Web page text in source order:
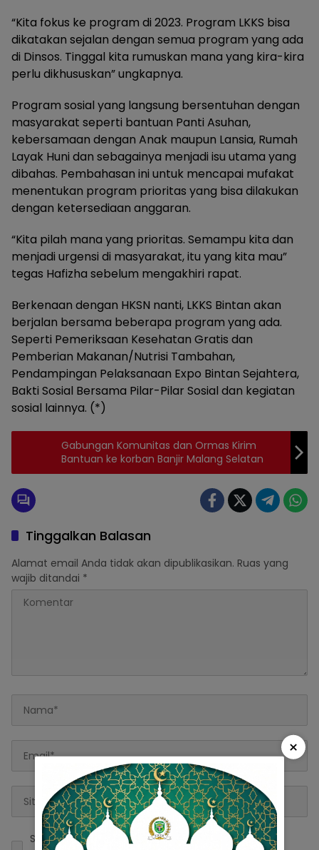
“Kita fokus ke program di 2023. Program LKKS bisa
dikatakan sejalan dengan semua program yang ada
di Dinsos. Tinggal kita rumuskan mana yang kira-kira
perlu dikhususkan” ungkapnya.
Program sosial yang langsung bersentuhan dengan
masyarakat seperti bantuan Panti Asuhan,
kebersamaan dengan Anak maupun Lansia, Rumah
Layak Huni dan sebagainya menjadi isu utama yang
dibahas. Pembahasan ini untuk mencapai mufakat
menentukan program prioritas yang bisa dilakukan
dengan ketersediaan anggaran.
“Kita pilah mana yang prioritas. Semampu kita dan
menjadi urgensi di masyarakat, itu yang kita mau”
tegas Hafizha sebelum mengakhiri rapat.
Berkenaan dengan HKSN nanti, LKKS Bintan akan
berjalan bersama beberapa program yang ada.
Seperti Pemeriksaan Kesehatan Gratis dan
Pemberian Makanan/Nutrisi Tambahan,
Pendampingan Pelaksanaan Expo Bintan Sejahtera,
Bakti Sosial Bersama Pilar-Pilar Sosial dan kegiatan
sosial lainnya. (*)
Gabungan Komunitas dan Ormas Kirim
Bantuan ke korban Banjir Malang Selatan
Tinggalkan Balasan
Alamat email Anda tidak akan dipublikasikan. Ruas yang
wajib ditandai *
Simpan nama, email, dan situs web saya pada
×